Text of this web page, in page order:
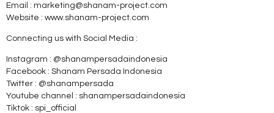
Email : marketing@shanam-project.com
Website : www.shanam-project.com
Connecting us with Social Media :
Instagram : @shanampersadaindonesia
Facebook : Shanam Persada Indonesia
Twitter : @shanampersada
Youtube channel : shanampersadaindonesia
Tiktok : spi_official